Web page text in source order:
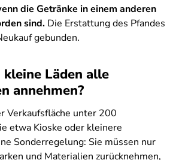
die Getränke in einem anderen
sind. Die Erstattung des Pfandes
gebunden.
kleine Läden alle
annehmen?
Verkaufsfläche unter 200
etwa Kioske oder kleinere
Sonderregelung: Sie müssen nur
und Materialien zurücknehmen,